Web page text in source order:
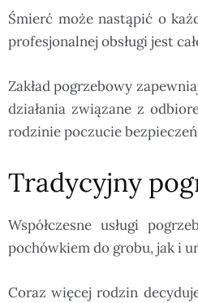
Śmierć może nastąpić o
profesjonalnej obsługi jest
Zakład pogrzebowy
działania związane z
rodzinie poczucie
Tradycyjny
Współczesne usługi
pochówkiem do grobu, jak i
Coraz więcej rodzin